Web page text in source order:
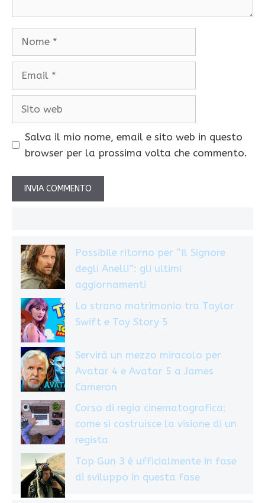
Salva il mio nome, email e sito web in questo
browser per la prossima volta che commento.
Possibile ritorno per “Il Signore
degli Anelli”: gli ultimi
aggiornamenti
Lo strano matrimonio tra Taylor
Swift e Toy Story 5
Servirà un mezzo miracolo per
Avatar 4 e Avatar 5 a James
Cameron
Corso di regia cinematografica:
come si costruisce la visione di un
regista
Top Gun 3 è ufficialmente in fase
di sviluppo in questa fase